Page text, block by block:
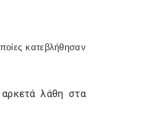
κατεβλήθησαν
λάθη στα